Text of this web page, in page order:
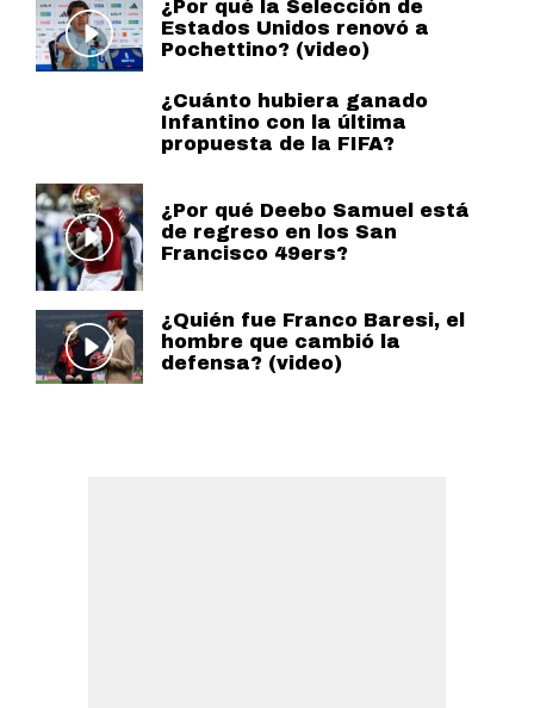
¿Por qué la Selección de
Estados Unidos renovó a
Pochettino? (video)
¿Cuánto hubiera ganado
Infantino con la última
propuesta de la FIFA?
¿Por qué Deebo Samuel está
de regreso en los San
Francisco 49ers?
¿Quién fue Franco Baresi, el
hombre que cambió la
defensa? (video)